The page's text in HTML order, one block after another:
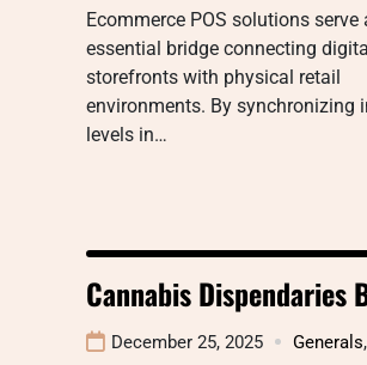
Ecommerce POS solutions serve
essential bridge connecting
storefronts with physical retail
environments. By synchronizing
levels in…
Cannabis Dispendaries
December 25, 2025 Generals,